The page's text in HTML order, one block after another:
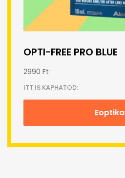
OPTI-FREE PRO BLUE
2990 Ft
ITT IS KAPHATOD:
Eoptika